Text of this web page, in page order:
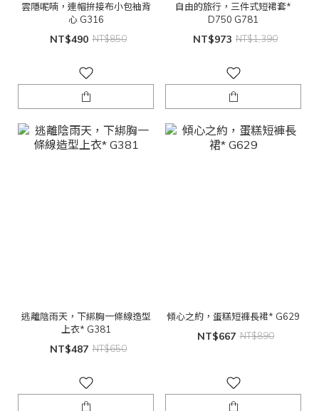
雲隱呢喃，連帽拚接布小包袖背
心 G316
NT$490 NT$850
自由的旅行，三件式短裙套*
D750 G781
NT$973 NT$1,390
逃離陰雨天，下綁胸一條線造型
上衣* G381
NT$487 NT$650
傾心之約，蛋糕短褲長裙* G629
NT$667 NT$890